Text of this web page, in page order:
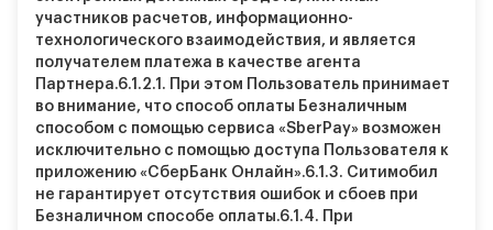
участников расчетов, информационно-
технологического взаимодействия, и является
получателем платежа в качестве агента
Партнера.6.1.2.1. При этом Пользователь принимает
во внимание, что способ оплаты Безналичным
способом с помощью сервиса «SberPay» возможен
исключительно с помощью доступа Пользователя к
приложению «СберБанк Онлайн».6.1.3. Ситимобил
не гарантирует отсутствия ошибок и сбоев при
Безналичном способе оплаты.6.1.4. При